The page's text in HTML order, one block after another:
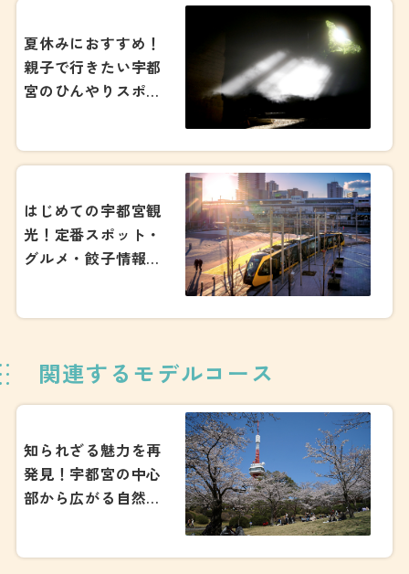
夏休みにおすすめ！
親子で行きたい宇都
宮のひんやりスポッ
はじめての宇都宮観
光！定番スポット・
グルメ・餃子情報ま
関連するモデルコース
知られざる魅力を再
発見！宇都宮の中心
部から広がる自然豊